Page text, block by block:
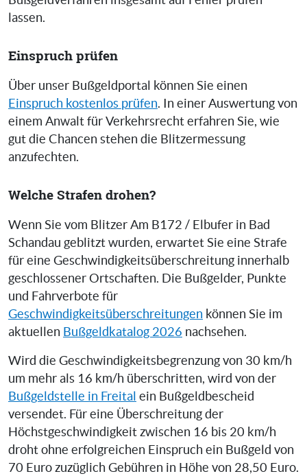
lassen.
Einspruch prüfen
Über unser Bußgeldportal können Sie einen
Einspruch kostenlos prüfen. In einer Auswertung von
einem Anwalt für Verkehrsrecht erfahren Sie, wie
gut die Chancen stehen die Blitzermessung
anzufechten.
Welche Strafen drohen?
Wenn Sie vom Blitzer Am B172 / Elbufer in Bad
Schandau geblitzt wurden, erwartet Sie eine Strafe
für eine Geschwindigkeitsüberschreitung innerhalb
geschlossener Ortschaften. Die Bußgelder, Punkte
und Fahrverbote für
Geschwindigkeitsüberschreitungen können Sie im
aktuellen Bußgeldkatalog 2026 nachsehen.
Wird die Geschwindigkeitsbegrenzung von 30 km/h
um mehr als 16 km/h überschritten, wird von der
Bußgeldstelle in Freital ein Bußgeldbescheid
versendet. Für eine Überschreitung der
Höchstgeschwindigkeit zwischen 16 bis 20 km/h
droht ohne erfolgreichen Einspruch ein Bußgeld von
70 Euro zuzüglich Gebühren in Höhe von 28,50 Euro.